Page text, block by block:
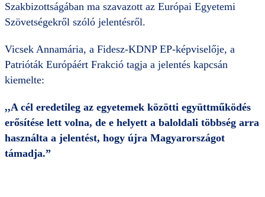
Szakbizottságában ma szavazott az Európai Egyetemi
Szövetségekről szóló jelentésről.
Vicsek Annamária, a Fidesz-KDNP EP-képviselője, a
Patrióták Európáért Frakció tagja a jelentés kapcsán
kiemelte:
,,A cél eredetileg az egyetemek közötti együttműködés
erősítése lett volna, de e helyett a baloldali többség arra
használta a jelentést, hogy újra Magyarországot
támadja.”